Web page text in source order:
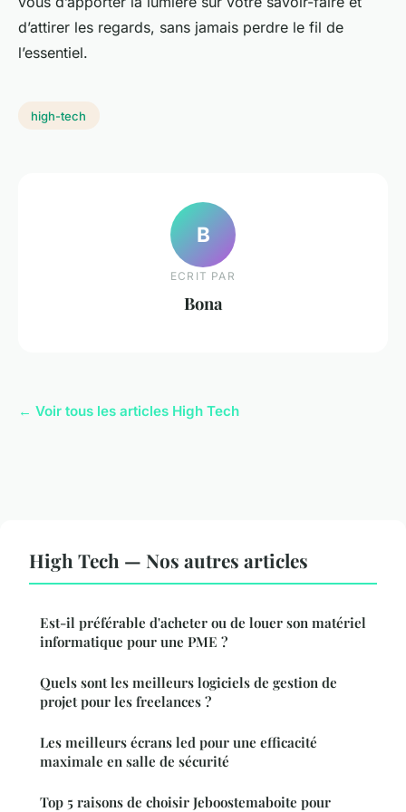
d’attirer les regards, sans jamais perdre le fil de
l’essentiel.
high-tech
B
ECRIT PAR
Bona
← Voir tous les articles High Tech
High Tech — Nos autres articles
Est-il préférable d'acheter ou de louer son matériel
informatique pour une PME ?
Quels sont les meilleurs logiciels de gestion de
projet pour les freelances ?
Les meilleurs écrans led pour une efficacité
maximale en salle de sécurité
Top 5 raisons de choisir Jeboostemaboite pour